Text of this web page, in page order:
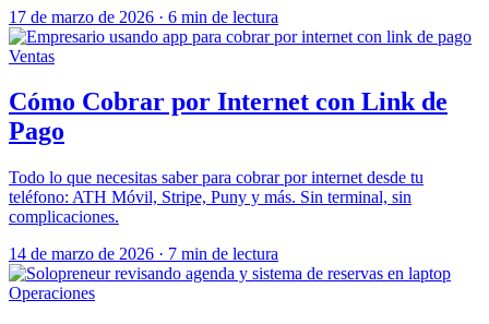
17 de marzo de 2026 · 6 min de lectura
Ventas
Cómo Cobrar por Internet con Link de
Pago
Todo lo que necesitas saber para cobrar por internet desde tu
teléfono: ATH Móvil, Stripe, Puny y más. Sin terminal, sin
complicaciones.
14 de marzo de 2026 · 7 min de lectura
Operaciones